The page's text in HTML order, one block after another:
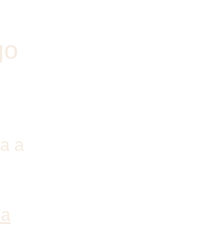
a